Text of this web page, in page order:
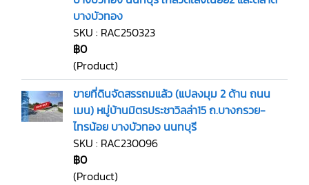
บางบัวทอง
SKU : RAC250323
฿0
(Product)
ขายที่ดินจัดสรรถมแล้ว (แปลงมุม 2 ด้าน ถนน
เมน) หมู่บ้านมิตรประชาวิลล่า15 ถ.บางกรวย-
ไทรน้อย บางบัวทอง นนทบุรี
SKU : RAC230096
฿0
(Product)